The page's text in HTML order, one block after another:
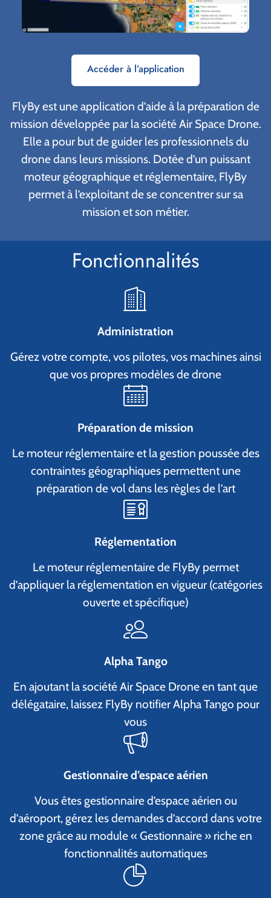
Accéder à l’application
FlyBy est une application d’aide à la préparation de
mission développée par la société Air Space Drone.
Elle a pour but de guider les professionnels du
drone dans leurs missions. Dotée d’un puissant
moteur géographique et réglementaire, FlyBy
permet à l’exploitant de se concentrer sur sa
mission et son métier.
Fonctionnalités
Administration
Gérez votre compte, vos pilotes, vos machines ainsi
que vos propres modèles de drone
Préparation de mission
Le moteur réglementaire et la gestion poussée des
contraintes géographiques permettent une
préparation de vol dans les règles de l’art
Réglementation
Le moteur réglementaire de FlyBy permet
d’appliquer la réglementation en vigueur (catégories
ouverte et spécifique)
Alpha Tango
En ajoutant la société Air Space Drone en tant que
délégataire, laissez FlyBy notifier Alpha Tango pour
vous
Gestionnaire d’espace aérien
Vous êtes gestionnaire d’espace aérien ou
d’aéroport, gérez les demandes d’accord dans votre
zone grâce au module « Gestionnaire » riche en
fonctionnalités automatiques